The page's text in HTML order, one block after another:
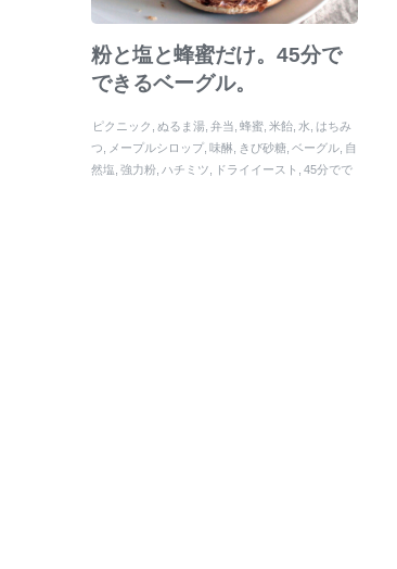
粉と塩と蜂蜜だけ。45分で
できるベーグル。
ピクニック ぬるま湯 弁当 蜂蜜 米飴 水 はちみ
つ
メープルシロップ 味醂 きび砂糖 ベーグル 自
然塩 強力粉 ハチミツ ドライイースト
45分でで